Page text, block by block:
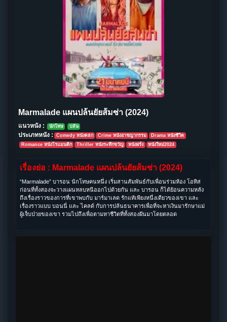
Marmalade แผนปล้นยัยส้มซ่า (2024)
แนวหนัง : นักโทษ ปล้น
ประเภทหนัง : Comedy หนังตลก Crime หนังอาชญากรรม
Drama หนังชีวิต
Romance หนังโรแมนติก
Thriller หนังระทึกขวัญ หนังฝรั่ง หนังใหม่2024
เรื่องย่อ : Marmalade แผนปล้นยัยส้มซ่า (2024)
“Marmalade” บารอน นักโทษคนหนึ่ง เริ่มสานสัมพันธ์กับเพื่อนร่วมห้อง โอทิส
ก่อนที่ทั้งสองจะวางแผนหลบหนีออกไปด้วยกัน และ บารอน ก็ได้ย้อนความหลัง
ถึงเรื่องราวของการที่เขาพบกับ มาร์มาเลด รักแท้เพียงหนึ่งเดียวของเขา และ
เรื่องราวแบบ บอนนี่ และ ไคลด์ กับการปล้นธนาคารเพื่อที่จะหาเงินมารักษาแม่
ผู้เจ็บป่วยของเขา รวมไปถึงเพื่อตามหาชีวิตที่ทั้งสองฝันมาโดยตลอด